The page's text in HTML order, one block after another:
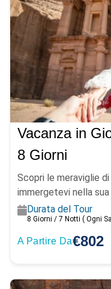
Vacanza in
8 Giorni
Scopri le meraviglie di
immergetevi nella
Durata del Tour
8 Giorni / 7 Notti ( Ogni
A Partire Da€802